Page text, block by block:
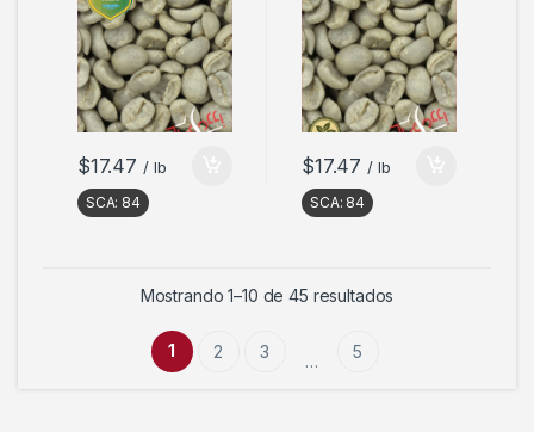
$17.47 / lb
SCA: 84
$17.47 / lb
SCA: 84
Mostrando 1–10 de 45 resultados
1 2 3 … 5